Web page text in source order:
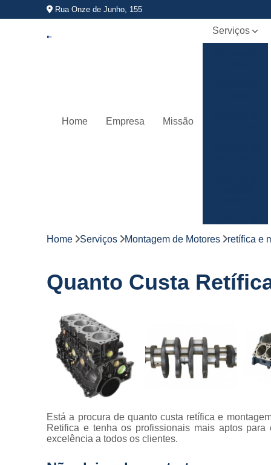
Rua Onze de Junho, 155
Home Empresa Missão
Serviços
Home Serviços Montagem de Motores retífica e
Quanto Custa
Está a procura de quanto custa retífica e
Retifica e tenha os profissionais mais aptos
excelência a todos os clientes.